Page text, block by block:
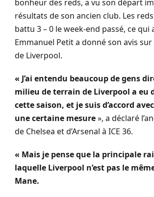
bonheur des reds, a vu son départ
résultats de son ancien club. Les reds
battu 3 – 0 le week-end passé, ce qui
Emmanuel Petit a donné son avis
de Liverpool.
« J’ai entendu beaucoup de gens
milieu de terrain de Liverpool a eu
cette saison, et je suis d’accord
une certaine mesure», a déclaré
de Chelsea et d’Arsenal à ICE 36.
« Mais je pense que la principale
laquelle Liverpool n’est pas le
Mane.